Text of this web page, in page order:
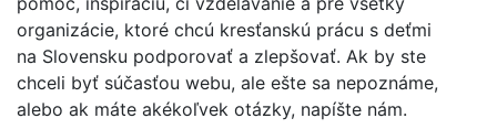
organizácie, ktoré chcú kresťanskú prácu s deťmi
na Slovensku podporovať a zlepšovať. Ak by ste
chceli byť súčasťou webu, ale ešte sa nepoznáme,
alebo ak máte akékoľvek otázky, napíšte nám.